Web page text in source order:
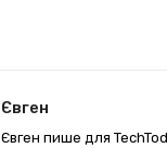
Євген
Євген пише для